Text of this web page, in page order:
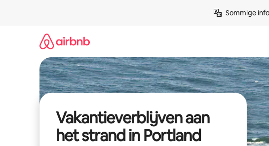
Sommige
Vakantieverblijven aan
het strand in Portland